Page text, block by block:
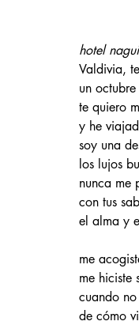
hotel
Valdivia,
un
te quiero
y he
soy una
los lujos
nunca me
con tus
el alma y
me
me hiciste
cuando
de cómo